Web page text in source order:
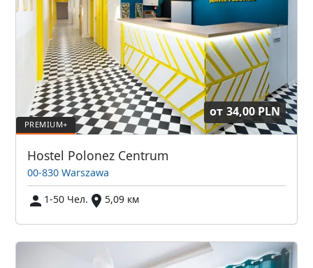
от 34,00 PLN
Hostel Polonez Centrum
00-830 Warszawa
1-50 Чел.
5,09 км